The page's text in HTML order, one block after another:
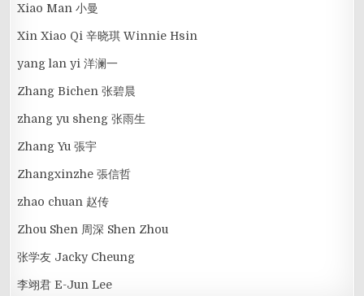
Xiao Man 小曼
Xin Xiao Qi 辛晓琪 Winnie Hsin
yang lan yi 洋澜一
Zhang Bichen 张碧晨
zhang yu sheng 张雨生
Zhang Yu 張宇
Zhangxinzhe 張信哲
zhao chuan 赵传
Zhou Shen 周深 Shen Zhou
张学友 Jacky Cheung
李翊君 E-Jun Lee